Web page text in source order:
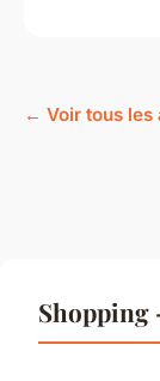
← Voir tous les
Shopping